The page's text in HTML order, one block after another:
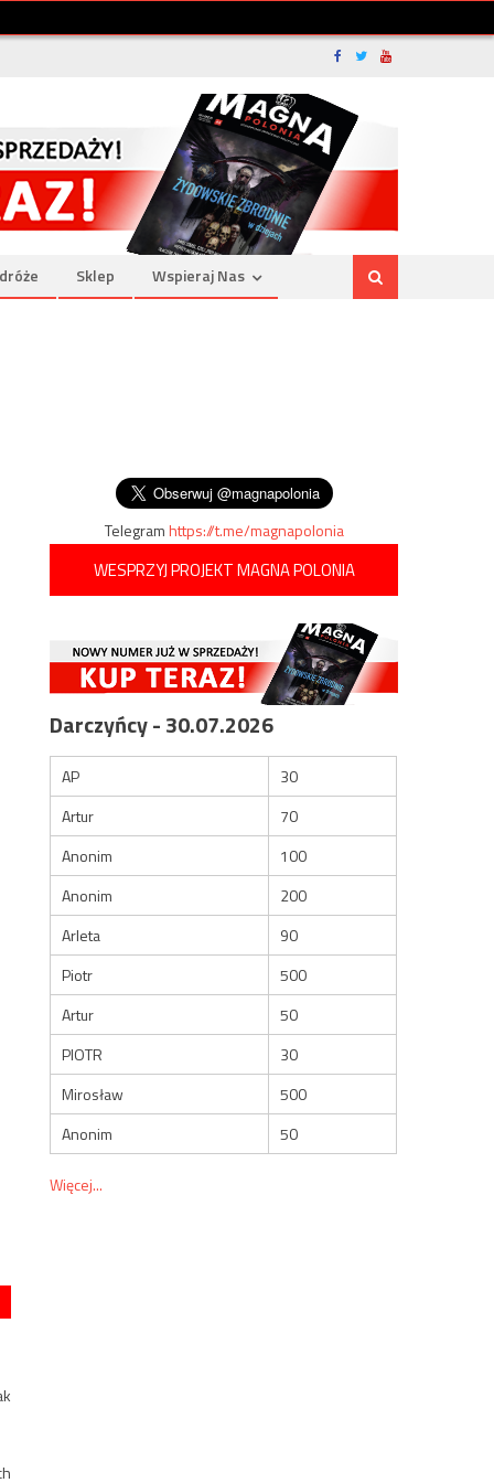
Sklep Wspieraj Nas
Telegramhttps://t.me/magnapolonia
WESPRZYJ PROJEKT MAGNA POLONIA
Darczyńcy - 30.07.2026
AP
30
Artur
70
Anonim
100
Anonim
200
Arleta
90
Piotr
500
Artur
50
PIOTR
30
Mirosław
500
Anonim
50
Więcej...